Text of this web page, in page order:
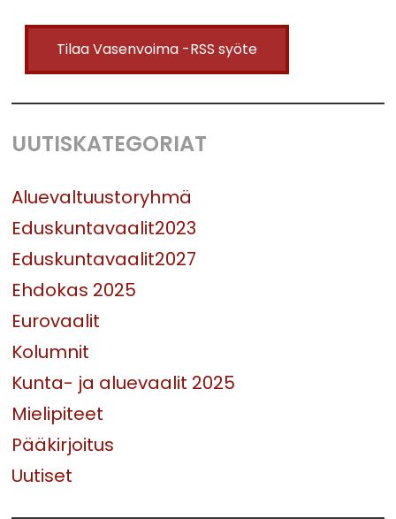
Tilaa Vasenvoima -RSS syöte
UUTISKATEGORIAT
Aluevaltuustoryhmä
Eduskuntavaalit2023
Eduskuntavaalit2027
Ehdokas 2025
Eurovaalit
Kolumnit
Kunta- ja aluevaalit 2025
Mielipiteet
Pääkirjoitus
Uutiset